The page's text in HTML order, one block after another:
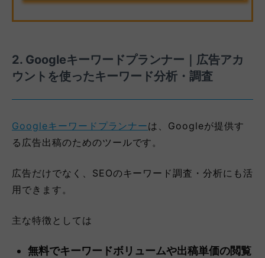
2. Googleキーワードプランナー｜広告アカ
ウントを使ったキーワード分析・調査
Googleキーワードプランナーは、Googleが提供す
る広告出稿のためのツールです。
広告だけでなく、SEOのキーワード調査・分析にも活
用できます。
主な特徴としては
無料でキーワードボリュームや出稿単価の閲覧